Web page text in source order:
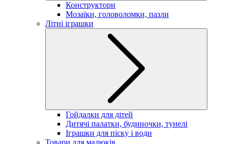
Конструктори
Мозаїки, головоломки, пазли
Літні іграшки
Гойдалки для дітей
Дитячі палатки, будиночки, тунелі
Іграшки для піску і води
Товари для малюків